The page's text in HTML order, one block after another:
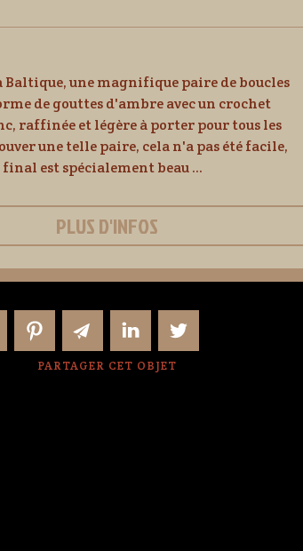
Baltique, une magnifique paire de boucles
de gouttes d'ambre avec un crochet
raffinée et légère à porter pour tous les
une telle paire, cela n'a pas été facile,
est spécialement beau ...
PLUS D'INFOS
PARTAGER CET OBJET